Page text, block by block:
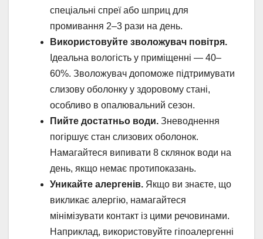
спеціальні спреї або шприц для
промивання 2–3 рази на день.
Використовуйте зволожувач повітря.
Ідеальна вологість у приміщенні — 40–
60%. Зволожувач допоможе підтримувати
слизову оболонку у здоровому стані,
особливо в опалювальний сезон.
Пийте достатньо води. Зневоднення
погіршує стан слизових оболонок.
Намагайтеся випивати 8 склянок води на
день, якщо немає протипоказань.
Уникайте алергенів. Якщо ви знаєте, що
викликає алергію, намагайтеся
мінімізувати контакт із цими речовинами.
Наприклад, використовуйте гіпоалергенні